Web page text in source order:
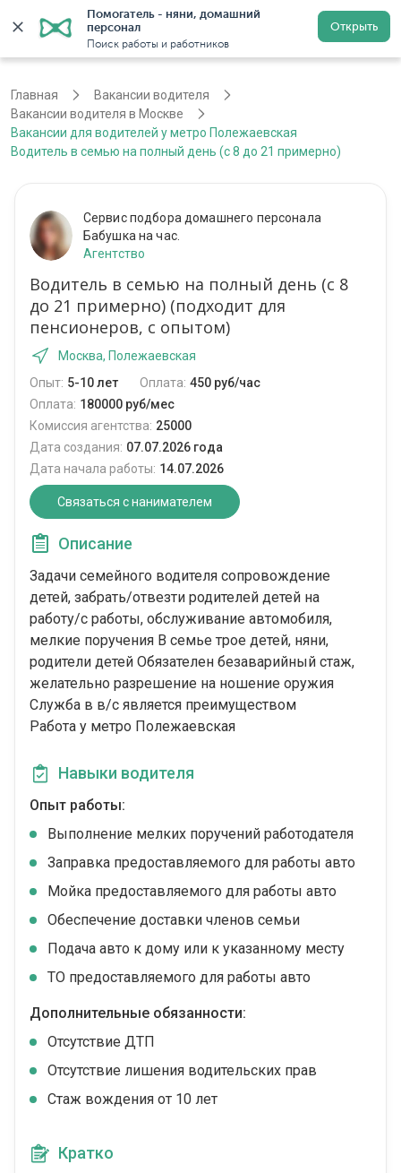
Помогатель - няни, домашний
персонал
Поиск работы и работников
Открыть
Регистрация
Главная
Вакансии водителя
Вакансии водителя в Москве
Вакансии для водителей у метро Полежаевская
Водитель в семью на полный день (с 8 до 21 примерно)
Сервис подбора домашнего персонала
Бабушка на час.
Агентство
Водитель в семью на полный день (с 8
до 21 примерно) (подходит для
пенсионеров, с опытом)
Москва, Полежаевская
Опыт: 5-10 лет Оплата: 450 руб/час
Оплата: 180000 руб/мес
Комиссия агентства: 25000
Дата создания: 07.07.2026 года
Дата начала работы: 14.07.2026
Связаться с нанимателем
Описание
Задачи семейного водителя сопровождение
детей, забрать/отвезти родителей детей на
работу/с работы, обслуживание автомобиля,
мелкие поручения В семье трое детей, няни,
родители детей Обязателен безаварийный стаж,
желательно разрешение на ношение оружия
Служба в в/с является преимуществом
Работа у метро Полежаевская
Навыки водителя
Опыт работы:
Выполнение мелких поручений работодателя
Заправка предоставляемого для работы авто
Мойка предоставляемого для работы авто
Обеспечение доставки членов семьи
Подача авто к дому или к указанному месту
ТО предоставляемого для работы авто
Дополнительные обязанности:
Отсутствие ДТП
Отсутствие лишения водительских прав
Стаж вождения от 10 лет
Кратко